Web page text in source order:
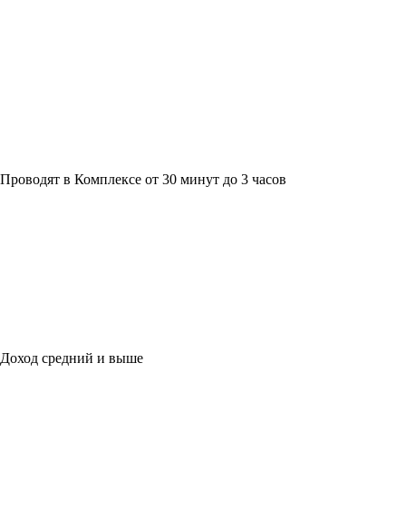
Проводят в Комплексе от 30 минут до 3 часов
Доход средний и выше